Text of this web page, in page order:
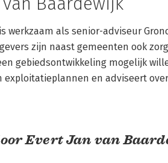
werkzaam als senior-adviseur
zijn naast gemeenten ook
gebiedsontwikkeling mogelijk
exploitatieplannen en adviseert
Evert Jan van